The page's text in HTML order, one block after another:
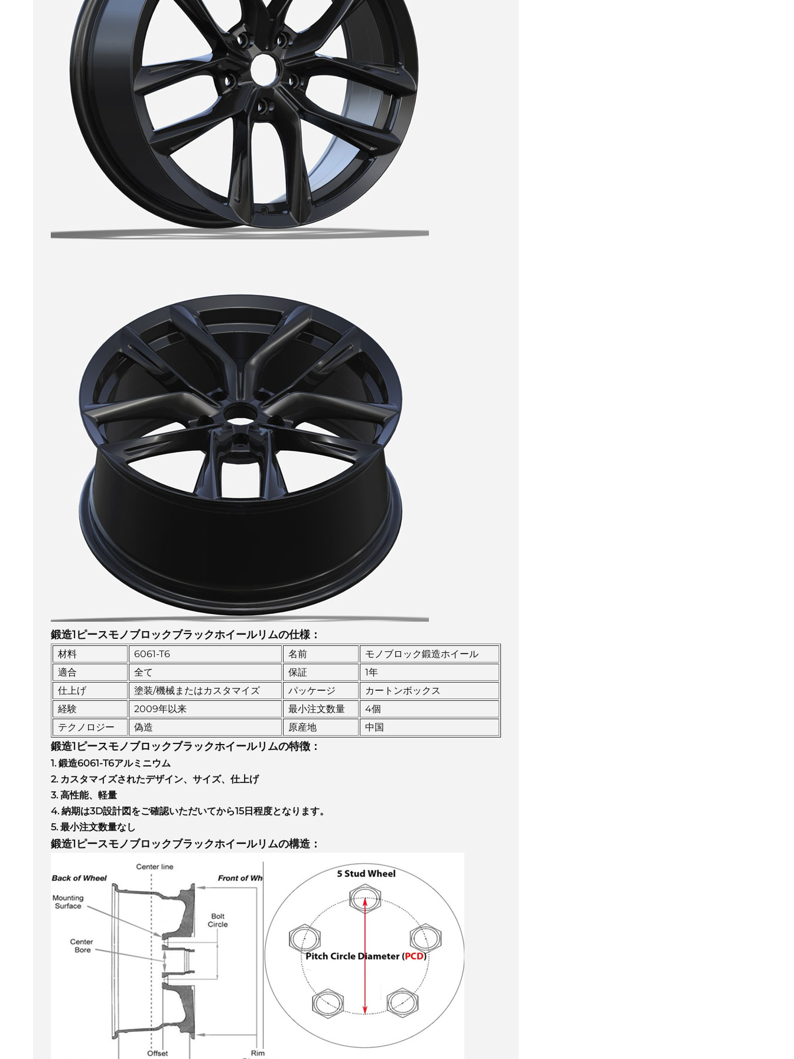
鍛造1ピースモノブロックブラックホイールリムの仕様：
材料 6061-T6 名前
モノブロック鍛造ホイール
適合
全て 保証
1年
仕上げ
塗装/機械またはカスタマイズ パッケージ
カートンボックス
経験
2009年以来 最小注文数量
4個
テクノロジー
偽造 原産地 中国
鍛造1ピースモノブロックブラックホイールリムの特徴：
1. 鍛造6061-T6アルミニウム
2. カスタマイズされたデザイン、サイズ、仕上げ
3. 高性能、軽量
4. 納期は3D設計図をご確認いただいてから15日程度となります。
5. 最小注文数量なし
鍛造1ピースモノブロックブラックホイールリムの構造：